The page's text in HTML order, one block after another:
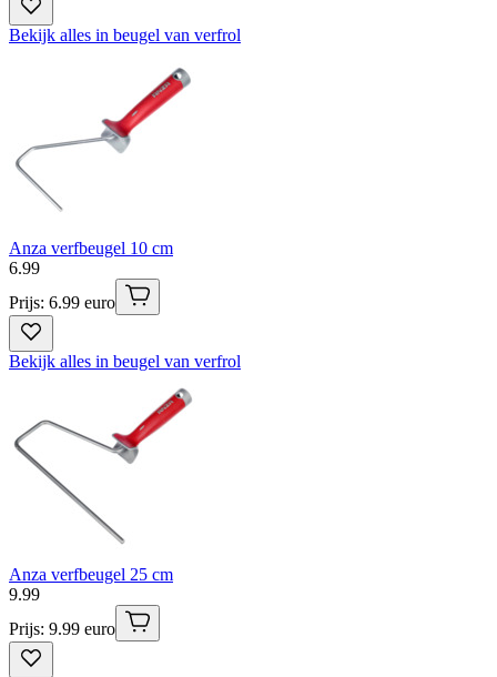
Bekijk alles in beugel van verfrol
Anza verfbeugel 10 cm
6.99
Prijs: 6.99 euro
Bekijk alles in beugel van verfrol
Anza verfbeugel 25 cm
9.99
Prijs: 9.99 euro